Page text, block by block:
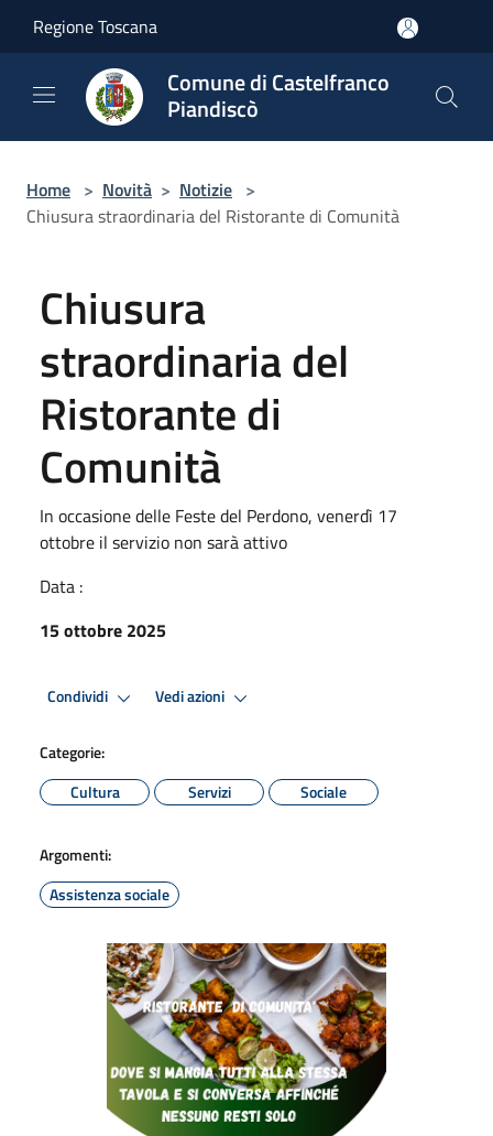
Regione Toscana
Comune di Castelfranco
Piandiscò
Home > Novità > Notizie >
Chiusura straordinaria del Ristorante di Comunità
Chiusura
straordinaria del
Ristorante di
Comunità
In occasione delle Feste del Perdono, venerdì 17
ottobre il servizio non sarà attivo
Data :
15 ottobre 2025
Condividi Vedi azioni
Categorie:
Cultura
Servizi Sociale
Argomenti:
Assistenza sociale